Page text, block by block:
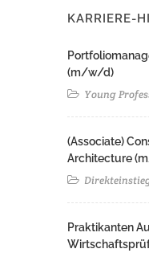
KARRIERE-
(m/w/d)
Young
(Associate)
Architecture
Praktikanten